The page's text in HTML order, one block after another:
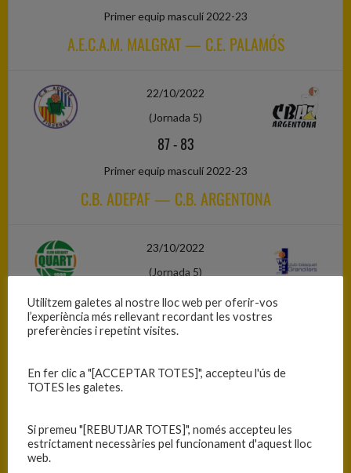
Primer equip masculí 2022-23
A.E.C.A.M. MALGRAT — C.E. PALAMÓS
22/10/2022
(Jornada 5)
87-83
Primer equip masculí 2022-23
C.B. ADEPAF — C.B. ARGENTONA
23/10/2022
(Jornada 5)
74-65
Primer equip masculí 2022-23
(Jornada 5)
86-84
Utilitzem galetes al nostre lloc web per oferir-vos
l’experiència més rellevant recordant les vostres
preferències i repetint visites.
En fer clic a "[ACCEPTAR TOTES]", accepteu l'ús de
TOTES les galetes.
Si premeu "[REBUTJAR TOTES]", només accepteu les
estrictament necessàries pel funcionament d'aquest lloc
web.